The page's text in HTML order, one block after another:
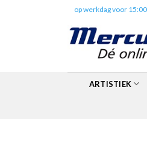
op werkdag voor
ARTISTIEK